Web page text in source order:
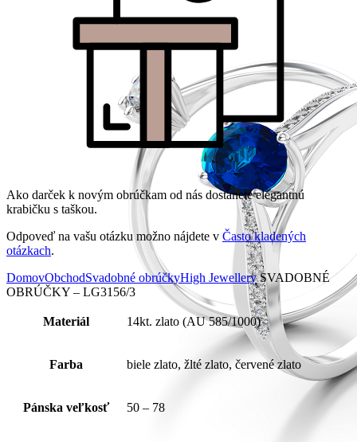
Ako darček k novým obrúčkam od nás dostanete elegantnú
krabičku s taškou.
Odpoveď na vašu otázku možno nájdete v Často kladených
otázkach.
DomovObchodSvadobné obrúčkyHigh JewellerySVADOBNÉ
OBRÚČKY – LG3156/3
Materiál 14kt. zlato (AU 585/1000)
Farba biele zlato, žlté zlato, červené zlato
Pánska veľkosť 50 – 78